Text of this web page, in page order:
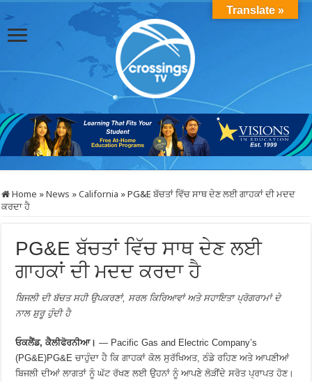
Home »News »California »PG&E ਬੱਚਤਾਂ ਵਿੱਚ ਸਾਥ ਦੇਣ ਲਈ ਗਾਹਕਾਂ ਦੀ ਮਦਦ
ਕਰਦਾ ਹੈ
PG&E ਬੱਚਤਾਂ ਵਿੱਚ ਸਾਥ ਦੇਣ ਲਈ
ਗਾਹਕਾਂ ਦੀ ਮਦਦ ਕਰਦਾ ਹੈ
ਬਿਜਲੀ ਦੀ ਬੱਚਤ ਸਹੀ ਉਪਕਰਣਾਂ, ਸਰਲ ਕਿਰਿਆਵਾਂ ਅਤੇ ਸਹਾਇਤਾ ਪ੍ਰੋਗਰਾਮਾਂ ਦੇ
ਨਾਲ ਸ਼ੁਰੂ ਹੁੰਦੀ ਹੈ
ਓਕਲੈਂਡ, ਕੈਲੀਫੋਰਨੀਆ। — Pacific Gas and Electric Company’s
(PG&E)PG&E ਚਾਹੁੰਦਾ ਹੈ ਕਿ ਗਾਹਕਾਂ ਕੋਲ ਸੁਰੱਖਿਅਤ, ਠੰਡੇ ਰਹਿਣ ਅਤੇ ਆਪਣੀਆਂ
ਬਿਜਲੀ ਦੀਆਂ ਲਾਗਤਾਂ ਨੂੰ ਘੱਟ ਰੱਖਣ ਲਈ ਉਹਨਾਂ ਨੂੰ ਆਪਣੇ ਲੋੜੀਂਦੇ ਸਰੋਤ ਪ੍ਰਾਪਤ ਹੋਣ।
Translate »